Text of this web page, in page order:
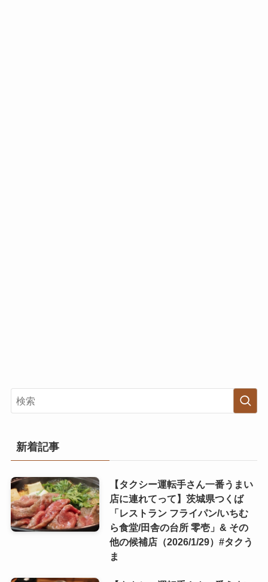
新着記事
【タクシー運転手さん一番うまい
店に連れてって】茨城県つくば
「レストラン フライパン/いちむ
ら食堂/田舎の台所 零壱」& その
他の候補店（2026/1/29）#タクう
ま